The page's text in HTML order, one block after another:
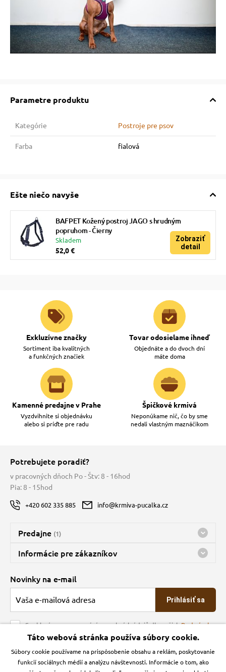
Parametre produktu
Kategórie Postroje pre psov
Farba fialová
Ešte niečo navyše
BAFPET Kožený postroj JAGO s hrudným
popruhom - Čierny
Skladem
52,0 €
Zobraziť
detail
Exkluzívne značky
Sortiment iba kvalitných
a funkčných značiek
Tovar odosielame ihneď
Objednáte a do dvoch dní
máte doma
Kamenné predajne v Prahe
Vyzdvihnite si objednávku
alebo si príďte pre radu
Špičkové krmivá
Neponúkame nič, čo by sme
nedali vlastným maznáčikom
Potrebujete poradiť?
v pracovných dňoch Po - Štv: 8 - 16hod
Pia: 8 - 15hod
+420 602 335 885 info@krmiva-pucalka.cz
Predajne (1)
Predajňa a sklad Kbely
Bohužiaľ, momentálne máme zatvorené
Informácie pre zákazníkov
O spoločnosti
Veľkoobchod
Obchodné podmienky
Kontakt
Podmienky ochrany osobných údajov
Novinky na e-mail
Prihlásiť sa
Souhlasím se zpracováním osobních údajů dle našichPodmínek
ochrany osobních údajů
Krmiva Pučálka na sociálnych sieťach
Táto webová stránka používa súbory cookie.
Súbory cookie používame na prispôsobenie obsahu a reklám, poskytovanie
funkcií sociálnych médií a analýzu návštevnosti. Informácie o tom, ako